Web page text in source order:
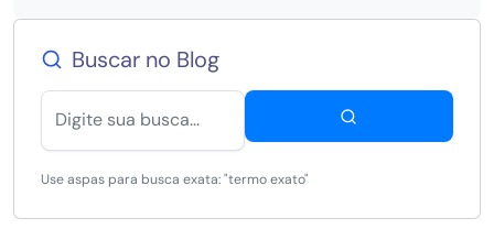
Buscar no Blog
Use aspas para busca exata: "termo exato"